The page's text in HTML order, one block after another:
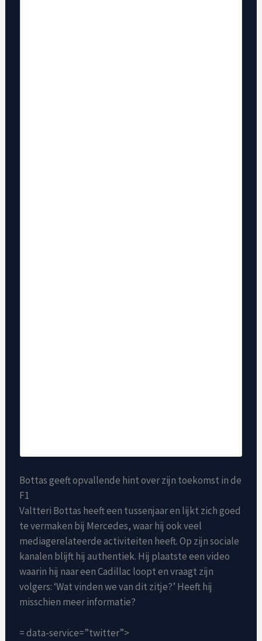
Bottas geeft opvallende hint over zijn toekomst in de
F1
Valtteri Bottas heeft een tussenjaar en lijkt zich goed
te vermaken bij Mercedes, waar hij ook veel
mediagerelateerde activiteiten heeft. Op zijn sociale
kanalen blijft hij authentiek. Hij plaatste een video
waarin hij naar een Cadillac loopt en vraagt zijn
volgers: ‘Wat vinden we van dit zitje?’ Heeft hij
misschien meer informatie?
= data-service=”twitter”>